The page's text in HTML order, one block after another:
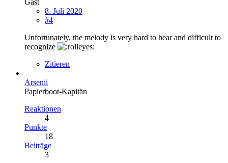
8. Juli 2020
#4
Unfortunately, the melody is very hard to hear and difficult to
recognize
Zitieren
Arsenii
Papierboot-Kapitän
Reaktionen
4
Punkte
18
Beiträge
3